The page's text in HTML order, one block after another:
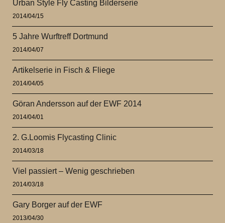
Urban Style Fly Casting Bilderserie
2014/04/15
5 Jahre Wurftreff Dortmund
2014/04/07
Artikelserie in Fisch & Fliege
2014/04/05
Göran Andersson auf der EWF 2014
2014/04/01
2. G.Loomis Flycasting Clinic
2014/03/18
Viel passiert – Wenig geschrieben
2014/03/18
Gary Borger auf der EWF
2013/04/30